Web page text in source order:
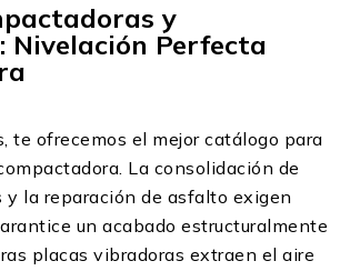
y
Nivelación Perfecta
te ofrecemos el mejor catálogo para
La consolidación de
y la reparación de asfalto exigen
un acabado estructuralmente
placas vibradoras extraen el aire